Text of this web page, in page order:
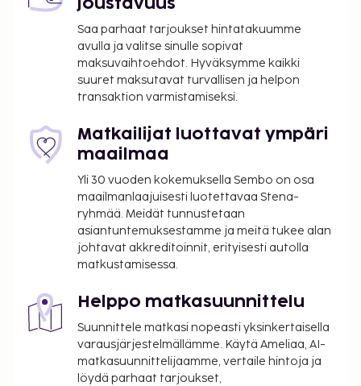
lentokenttä (ORY).
Käytössäsi on ilmaiset sanomalehdet aulassa,
kielitaitoinen henkilökunta ja tallelokero
vastaanotossa. Palveluihin kuuluu ilmainen
pysäköinti. Hyödynnä terassi, puutarha ja ilmainen
kuuluu televisio yleisissä tiloissa ja juhlasali.
Campanile Versailles - Buc tarjoaa asiakkailleen
juotavaa. Lisämaksullinen buffetaamiainen
tarjoillaan arkipäivisin klo 6.30–9.30 ja
viikonloppuisin klo 7.00–10.30. Tämän
majoituspaikan virallisen tähtiluokituksen on
myöntänyt Ranskan turismin kehitysjärjestö ATOUT.
Majoituspaikka veloittaa seuraavat paikan päällä
suoritettavat maksut. Maksuihin saattaa sisältyä
sovellettavat verot:
Kaupungin perimä vero: 5.53 EUR per henkilö
per yö. Tätä veroa ei peritä alle 18 vuotta
joustavuus
Saa parhaat tarjoukset hintatakuumme
avulla ja valitse sinulle sopivat
maksuvaihtoehdot. Hyväksymme kaikki
suuret maksutavat turvallisen ja helpon
transaktion varmistamiseksi.
Matkailijat luottavat ympäri
maailmaa
Yli 30 vuoden kokemuksella Sembo on osa
maailmanlaajuisesti luotettavaa Stena-
ryhmää. Meidät tunnustetaan
asiantuntemuksestamme ja meitä tukee alan
johtavat akkreditoinnit, erityisesti autolla
matkustamisessa.
Helppo matkasuunnittelu
Suunnittele matkasi nopeasti yksinkertaisella
varausjärjestelmällämme. Käytä Ameliaa, AI-
matkasuunnittelijaamme, vertaile hintoja ja
löydä parhaat tarjoukset,